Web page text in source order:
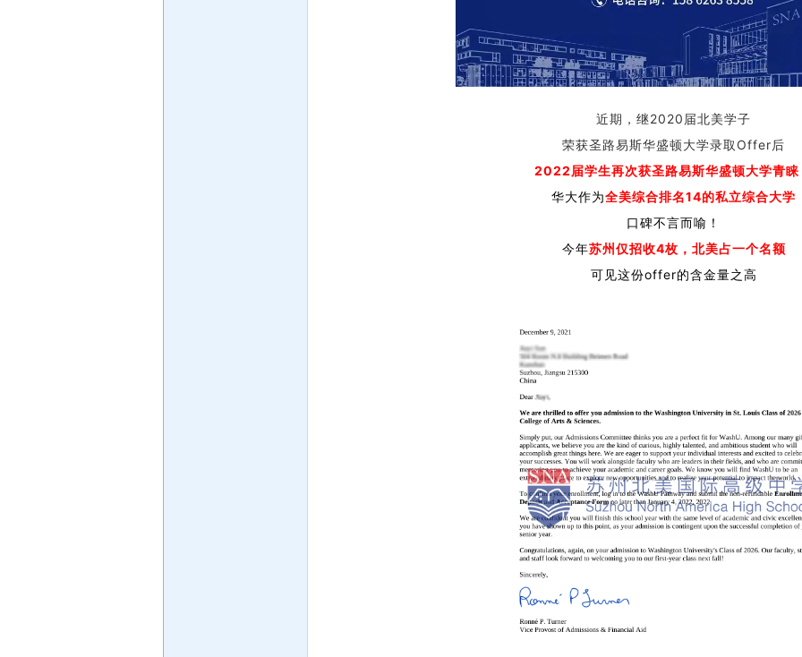
近期，继2020届北美学子
荣获圣路易斯华盛顿大学录取Offer后
2022届学生再次获圣路易斯华盛顿大学青睐
华大作为全美综合排名14的私立综合大学
口碑不言而喻！
今年苏州仅招收4枚，北美占一个名额
可见这份offer的含金量之高